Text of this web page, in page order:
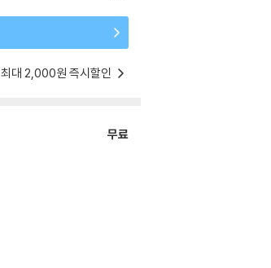
최대 2,000원 즉시할인
무료